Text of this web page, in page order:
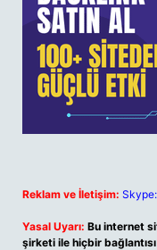
Reklam ve İletişim:
Yasal Uyarı: Bu internet
şirketi ile hiçbir